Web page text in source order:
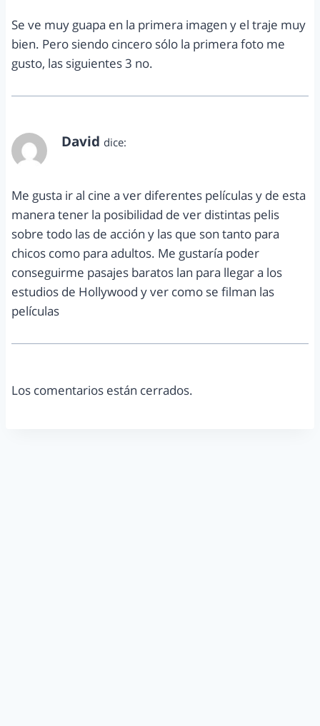
Se ve muy guapa en la primera imagen y el traje muy
bien. Pero siendo cincero sólo la primera foto me
gusto, las siguientes 3 no.
David dice:
Me gusta ir al cine a ver diferentes películas y de esta
manera tener la posibilidad de ver distintas pelis
sobre todo las de acción y las que son tanto para
chicos como para adultos. Me gustaría poder
conseguirme pasajes baratos lan para llegar a los
estudios de Hollywood y ver como se filman las
películas
Los comentarios están cerrados.